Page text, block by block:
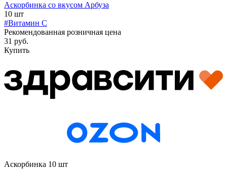
Аскорбинка со вкусом Арбуза
10 шт
#Витамин C
Рекомендованная розничная цена
31 руб.
Купить
Аскорбинка 10 шт